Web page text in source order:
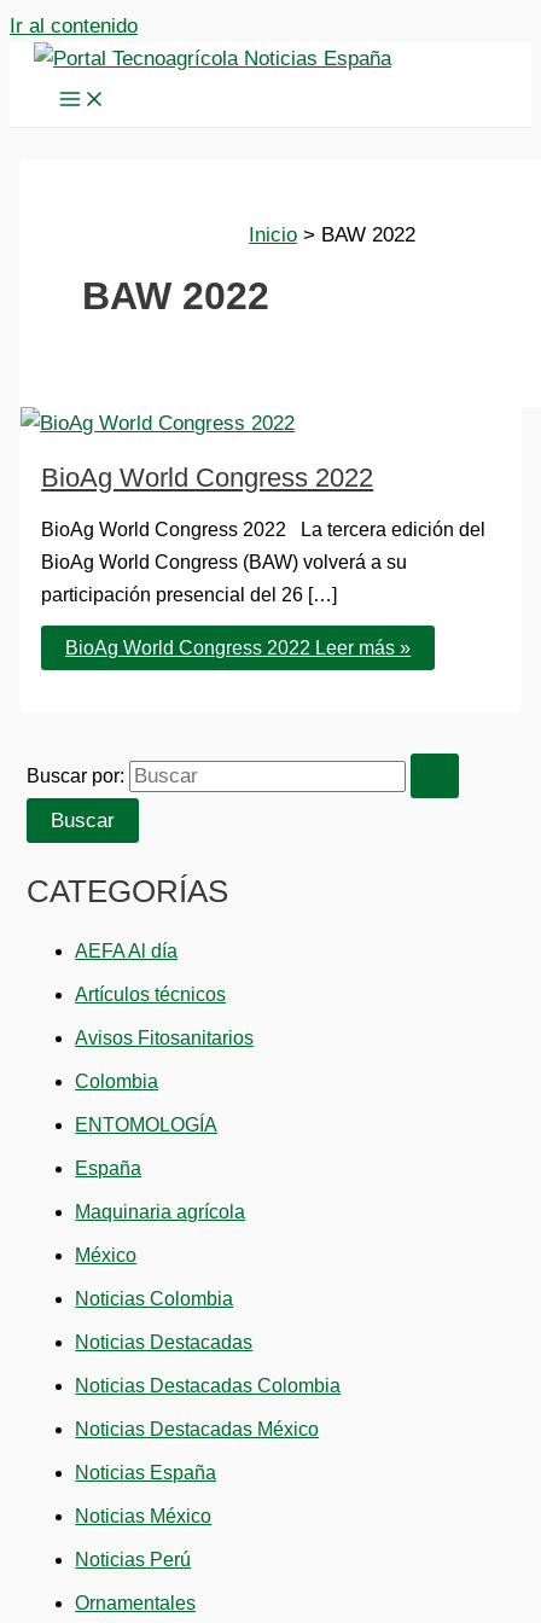
Ir al contenido
Inicio BAW 2022
BAW 2022
BioAg World Congress 2022
BioAg World Congress 2022 La tercera edición del
BioAg World Congress (BAW) volverá a su
participación presencial del 26 […]
BioAg World Congress 2022 Leer más »
Buscar por:
CATEGORÍAS
AEFA Al día
Artículos técnicos
Avisos Fitosanitarios
Colombia
ENTOMOLOGÍA
España
Maquinaria agrícola
México
Noticias Colombia
Noticias Destacadas
Noticias Destacadas Colombia
Noticias Destacadas México
Noticias España
Noticias México
Noticias Perú
Ornamentales